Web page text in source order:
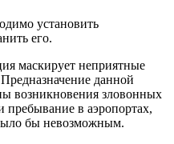
установить
его.
маскирует неприятные
данной
возникновения зловонных
пребывание в аэропортах,
бы невозможным.